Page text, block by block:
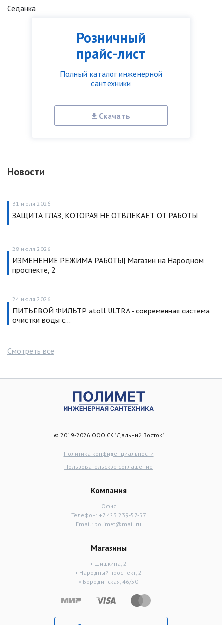
Розничный
прайс-лист
Полный каталог инженерной
сантехники
Скачать
Новости
31 июля 2026
ЗАЩИТА ГЛАЗ, КОТОРАЯ НЕ ОТВЛЕКАЕТ ОТ РАБОТЫ
28 июля 2026
ИЗМЕНЕНИЕ РЕЖИМА РАБОТЫ| Магазин на Народном
проспекте, 2
24 июля 2026
ПИТЬЕВОЙ ФИЛЬТР atoll ULTRA - современная система
очистки воды с…
Смотреть все
Седанка
© 2019-2026 ООО СК "Дальний Восток"
Политика конфиденциальности
Пользовательское соглашение
Компания
Офис
Телефон: +7 423 239-57-57
Email: polimet@mail.ru
Магазины
• Шишкина, 2
• Народный проспект, 2
• Бородинская, 46/50